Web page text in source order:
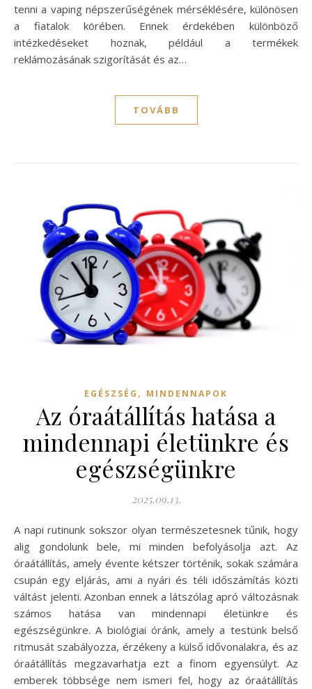
tenni a vaping népszerűségének mérséklésére, különösen
a fiatalok körében. Ennek érdekében különböző
intézkedéseket hoznak, például a termékek
reklámozásának szigorítását és az…
TOVÁBB
EGÉSZSÉG , MINDENNAPOK
Az óraátállítás hatása a
mindennapi életünkre és
egészségünkre
2025.09.13.
A napi rutinunk sokszor olyan természetesnek tűnik, hogy
alig gondolunk bele, mi minden befolyásolja azt. Az
óraátállítás, amely évente kétszer történik, sokak számára
csupán egy eljárás, ami a nyári és téli időszámítás közti
váltást jelenti. Azonban ennek a látszólag apró változásnak
számos hatása van mindennapi életünkre és
egészségünkre. A biológiai óránk, amely a testünk belső
ritmusát szabályozza, érzékeny a külső idővonalakra, és az
óraátállítás megzavarhatja ezt a finom egyensúlyt. Az
emberek többsége nem ismeri fel, hogy az óraátállítás